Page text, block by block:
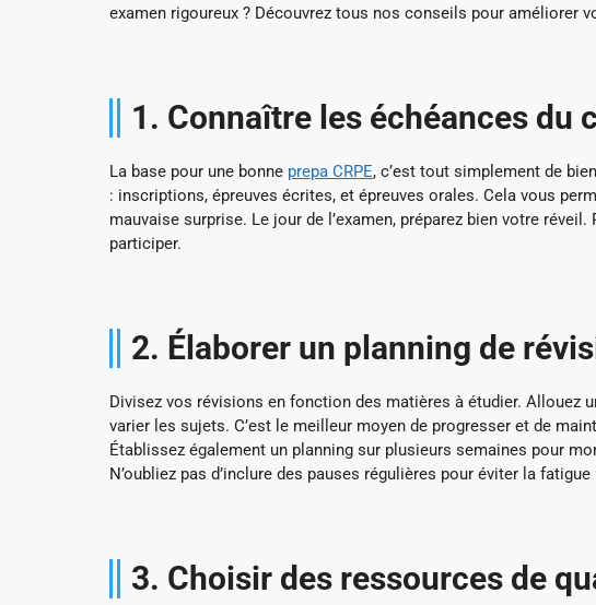
examen rigoureux ? Découvrez tous nos conseils pour améliorer
1. Connaître les échéances du
La base pour une bonne prepa CRPE, c’est tout simplement de
: inscriptions, épreuves écrites, et épreuves orales. Cela vous
mauvaise surprise. Le jour de l’examen, préparez bien votre réveil.
participer.
2. Élaborer un planning de
Divisez vos révisions en fonction des matières à étudier. Allouez
varier les sujets. C’est le meilleur moyen de progresser et de
Établissez également un planning sur plusieurs semaines pour
N’oubliez pas d’inclure des pauses régulières pour éviter la fatigue
3. Choisir des ressources de